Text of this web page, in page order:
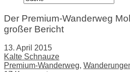
Der Premium-Wanderweg
großer Bericht
13. April 2015
Kalte Schnauze
Premium-Wanderweg,